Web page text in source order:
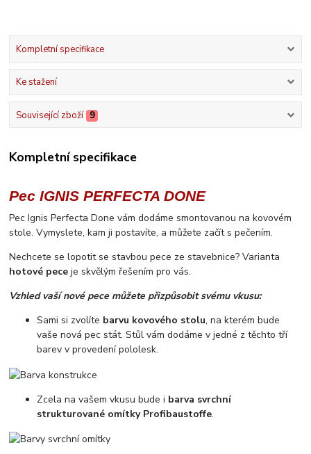
Kompletní specifikace
Ke stažení
Související zboží 9
Kompletní specifikace
Pec IGNIS PERFECTA DONE
Pec Ignis Perfecta Done vám dodáme smontovanou na kovovém
stole. Vymyslete, kam ji postavíte, a můžete začít s pečením.
Nechcete se lopotit se stavbou pece ze stavebnice? Varianta
hotové pece je skvělým řešením pro vás.
Vzhled vaší nové pece můžete přizpůsobit svému vkusu:
Sami si zvolíte barvu kovového stolu, na kterém bude
vaše nová pec stát. Stůl vám dodáme v jedné z těchto tří
barev v provedení pololesk.
Zcela na vašem vkusu bude i barva svrchní
strukturované omítky Profibaustoffe.